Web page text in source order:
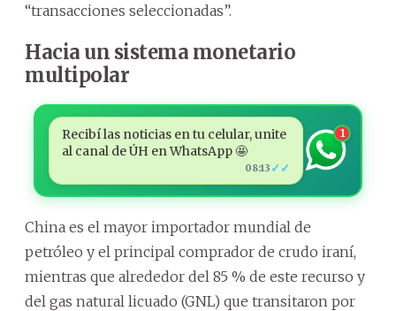
“transacciones seleccionadas”.
Hacia un sistema monetario
multipolar
Recibí las noticias en tu celular, unite
al canal de ÚH en WhatsApp 🤩
08:13 ✓✓
1
China es el mayor importador mundial de
petróleo y el principal comprador de crudo iraní,
mientras que alrededor del 85 % de este recurso y
del gas natural licuado (GNL) que transitaron por